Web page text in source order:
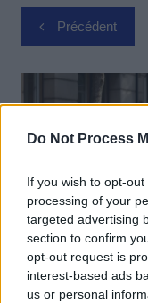
Do Not Process
If you wish to opt-
processing of your
targeted advertising
section to confirm
opt-out request is
interest-based ads
us or personal
Navigation
de
l’article
Précédent